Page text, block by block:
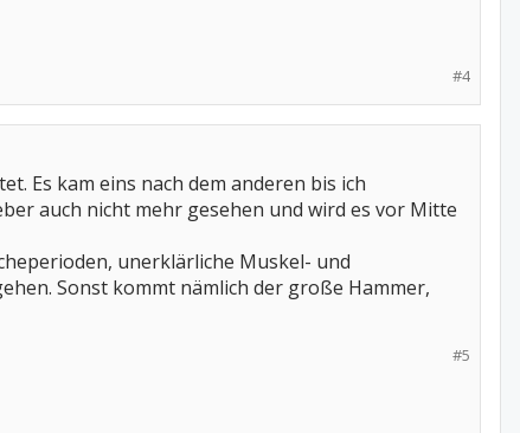
#4
Es kam eins nach dem anderen bis ich
auch nicht mehr gesehen und wird es vor Mitte
unerklärliche Muskel- und
Sonst kommt nämlich der große Hammer,
#5